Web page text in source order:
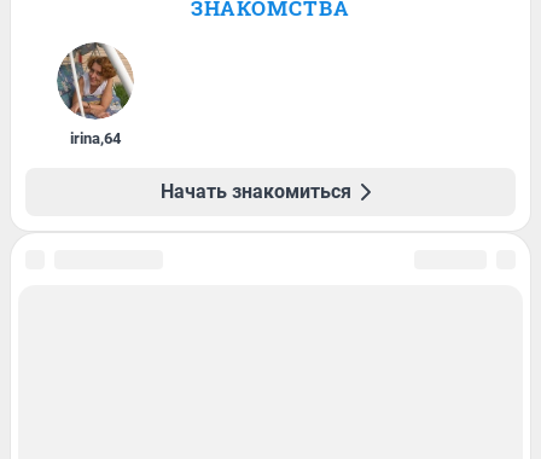
ЗНАКОМСТВА
irina,64
Начать знакомиться